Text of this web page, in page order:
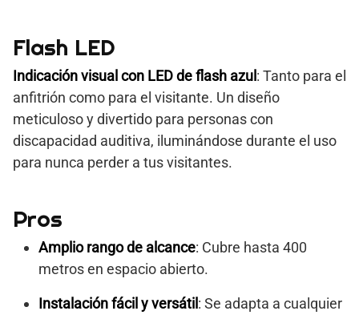
Flash LED
Indicación visual con LED de flash azul : Tanto para el
anfitrión como para el visitante. Un diseño
meticuloso y divertido para personas con
discapacidad auditiva, iluminándose durante el uso
para nunca perder a tus visitantes.
Pros
Amplio rango de alcance: Cubre hasta 400
metros en espacio abierto.
Instalación fácil y versátil : Se adapta a cualquier